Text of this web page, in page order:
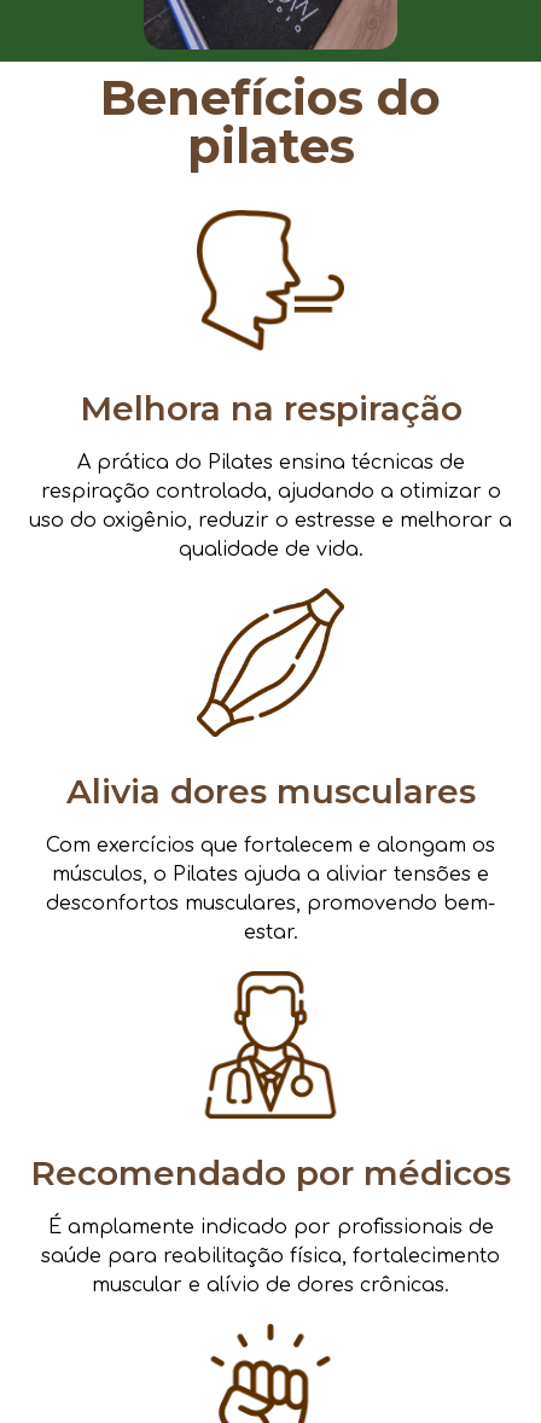
Benefícios do
pilates
Melhora na respiração
A prática do Pilates ensina técnicas de
respiração controlada, ajudando a otimizar o
uso do oxigênio, reduzir o estresse e melhorar a
qualidade de vida.
Alivia dores musculares
Com exercícios que fortalecem e alongam os
músculos, o Pilates ajuda a aliviar tensões e
desconfortos musculares, promovendo bem-
estar.
Recomendado por médicos
É amplamente indicado por profissionais de
saúde para reabilitação física, fortalecimento
muscular e alívio de dores crônicas.